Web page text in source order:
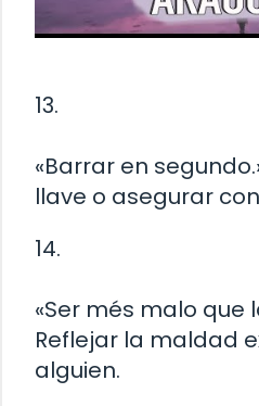
13.
«Barrar en
llave o asegurar
14.
«Ser més malo que
Reflejar la maldad
alguien.